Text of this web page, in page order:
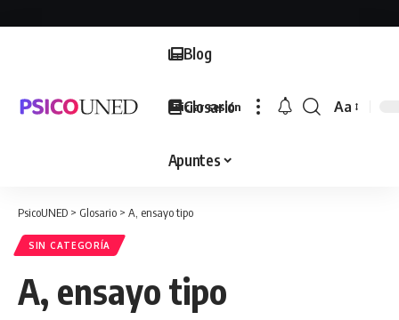
Blog
Glosario
Apuntes
Iniciar sesión
Font
Aa
PsicoUNED > Glosario > A, ensayo tipo
SIN CATEGORÍA
A, ensayo tipo